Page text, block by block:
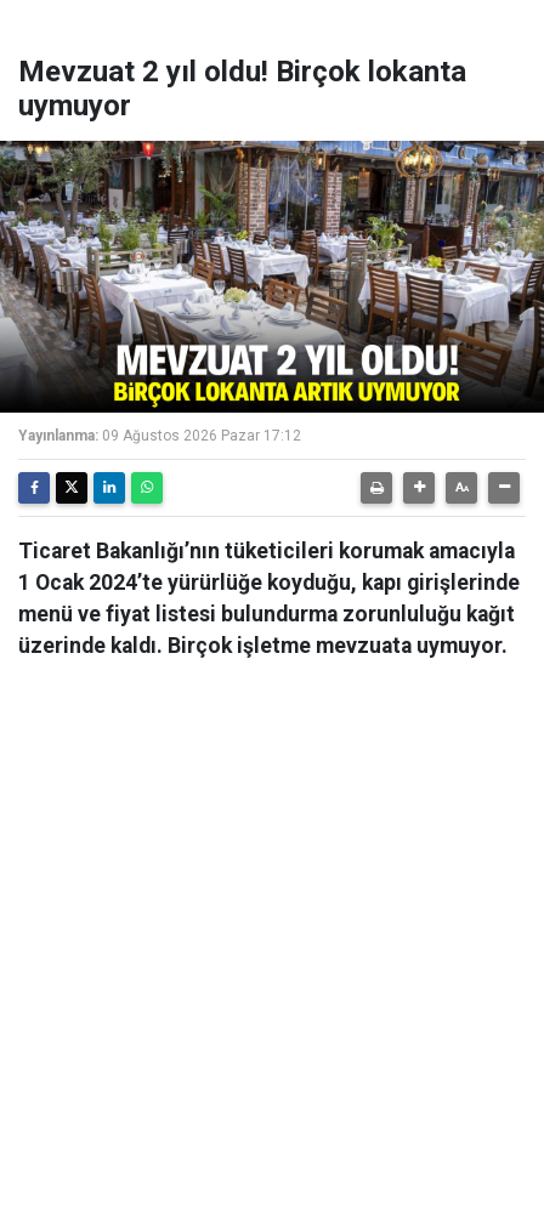
Mevzuat 2 yıl oldu! Birçok lokanta
uymuyor
Yayınlanma: 09 Ağustos 2026 Pazar 17:12
Ticaret Bakanlığı’nın tüketicileri korumak amacıyla
1 Ocak 2024’te yürürlüğe koyduğu, kapı girişlerinde
menü ve fiyat listesi bulundurma zorunluluğu kağıt
üzerinde kaldı. Birçok işletme mevzuata uymuyor.